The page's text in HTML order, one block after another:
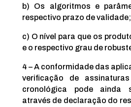
b) Os algoritmos e
respectivo prazo de validade;
c) O nível para que os
e o respectivo grau de
4 – A conformidade das
verificação de
cronológica pode ainda
através de declaração do